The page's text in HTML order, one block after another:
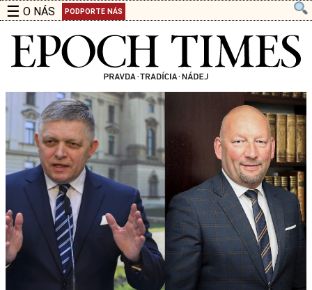
☰ O NÁS PODPORTE NÁS